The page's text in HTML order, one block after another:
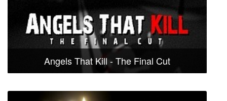
Angels That Kill - The Final Cut